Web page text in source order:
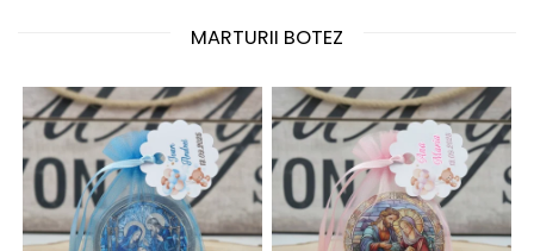
MARTURII BOTEZ